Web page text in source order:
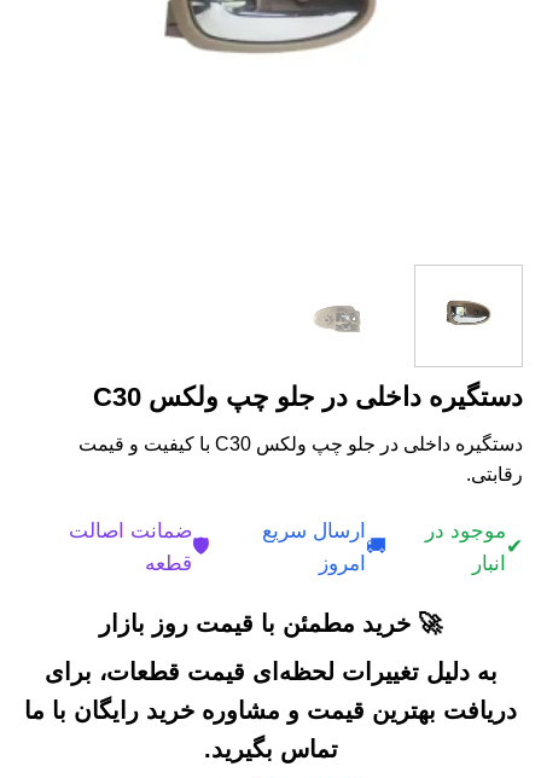
دستگیره داخلی در جلو چپ ولکس C30
دستگیره داخلی در جلو چپ ولکس C30 با کیفیت و قیمت
رقابتی.
✔
موجود در
انبار
🚚
ارسال سریع
امروز
🛡️
ضمانت اصالت
قطعه
🚀 خرید مطمئن با قیمت روز بازار
به دلیل تغییرات لحظه‌ای قیمت قطعات، برای
دریافت بهترین قیمت و مشاوره خرید رایگان با ما
تماس بگیرید.